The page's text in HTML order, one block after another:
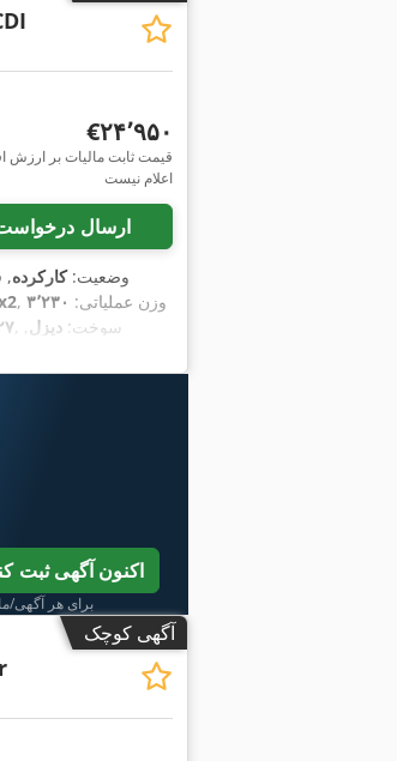
‎€۲۴٬۹۵۰
قیمت ثابت مالیات بر ارزش
اعلام نیست
ارسال
وضعیت:کارکرده,
, وزن عملیاتی: ۳٬۲۳۰
, سوخت: دیزل,
۲٬۱۷۰ میلی‌متر, شماره دستگاه/وسیله نقلیه:WB339,
اکنون آگهی ثبت
*برای هر آگهی/
آگهی کوچک